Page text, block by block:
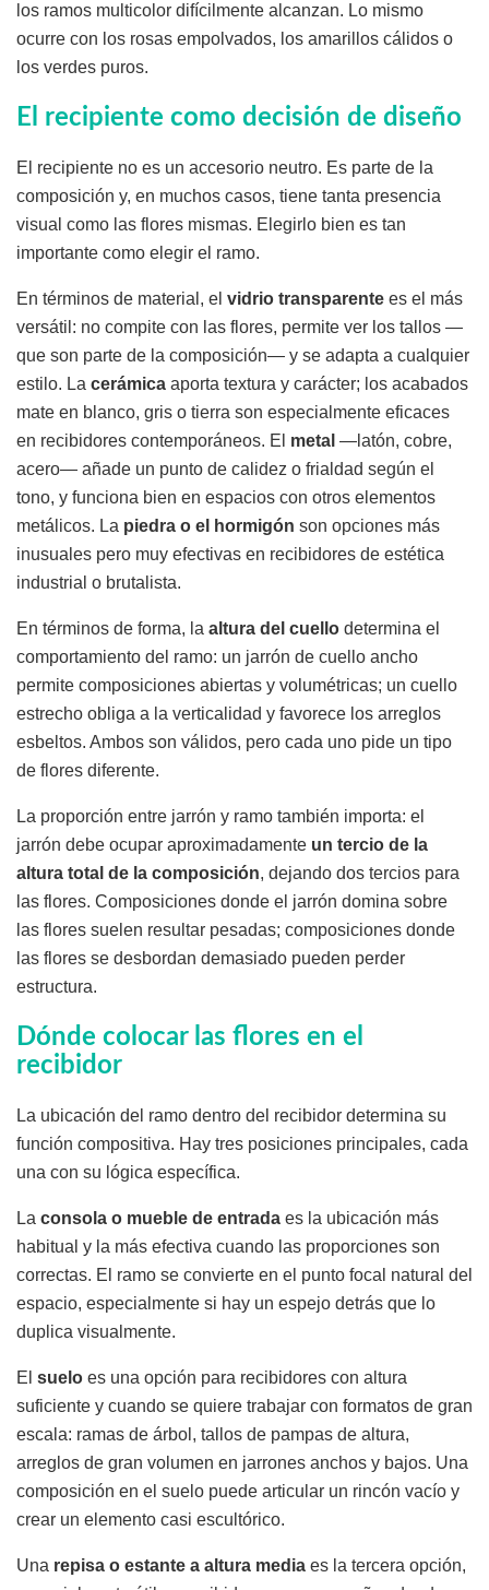
los ramos multicolor difícilmente alcanzan. Lo mismo
ocurre con los rosas empolvados, los amarillos cálidos o
los verdes puros.
El recipiente como decisión de diseño
El recipiente no es un accesorio neutro. Es parte de la
composición y, en muchos casos, tiene tanta presencia
visual como las flores mismas. Elegirlo bien es tan
importante como elegir el ramo.
En términos de material, el vidrio transparente es el más
versátil: no compite con las flores, permite ver los tallos —
que son parte de la composición— y se adapta a cualquier
estilo. La cerámica aporta textura y carácter; los acabados
mate en blanco, gris o tierra son especialmente eficaces
en recibidores contemporáneos. El metal —latón, cobre,
acero— añade un punto de calidez o frialdad según el
tono, y funciona bien en espacios con otros elementos
metálicos. La piedra o el hormigón son opciones más
inusuales pero muy efectivas en recibidores de estética
industrial o brutalista.
En términos de forma, la altura del cuello determina el
comportamiento del ramo: un jarrón de cuello ancho
permite composiciones abiertas y volumétricas; un cuello
estrecho obliga a la verticalidad y favorece los arreglos
esbeltos. Ambos son válidos, pero cada uno pide un tipo
de flores diferente.
La proporción entre jarrón y ramo también importa: el
jarrón debe ocupar aproximadamente un tercio de la
altura total de la composición, dejando dos tercios para
las flores. Composiciones donde el jarrón domina sobre
las flores suelen resultar pesadas; composiciones donde
las flores se desbordan demasiado pueden perder
estructura.
Dónde colocar las flores en el
recibidor
La ubicación del ramo dentro del recibidor determina su
función compositiva. Hay tres posiciones principales, cada
una con su lógica específica.
La consola o mueble de entrada es la ubicación más
habitual y la más efectiva cuando las proporciones son
correctas. El ramo se convierte en el punto focal natural del
espacio, especialmente si hay un espejo detrás que lo
duplica visualmente.
El suelo es una opción para recibidores con altura
suficiente y cuando se quiere trabajar con formatos de gran
escala: ramas de árbol, tallos de pampas de altura,
arreglos de gran volumen en jarrones anchos y bajos. Una
composición en el suelo puede articular un rincón vacío y
crear un elemento casi escultórico.
Una repisa o estante a altura media es la tercera opción,